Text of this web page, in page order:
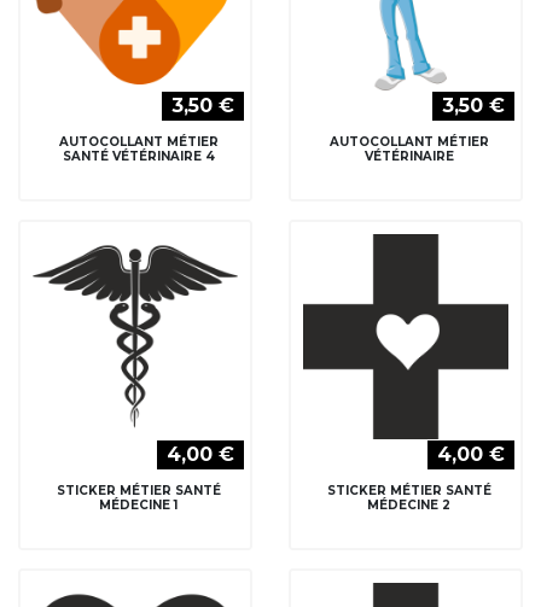
3,50 €
AUTOCOLLANT MÉTIER
SANTÉ VÉTÉRINAIRE 4
3,50 €
AUTOCOLLANT MÉTIER
VÉTÉRINAIRE
4,00 €
STICKER MÉTIER SANTÉ
MÉDECINE 1
4,00 €
STICKER MÉTIER SANTÉ
MÉDECINE 2